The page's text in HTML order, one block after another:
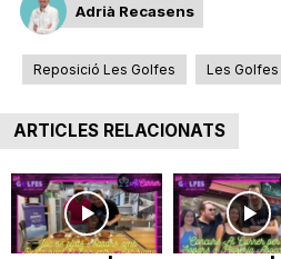
r
a
g
Adrià Recasens
Reposició Les Golfes Les Golfes
ARTICLES RELACIONATS